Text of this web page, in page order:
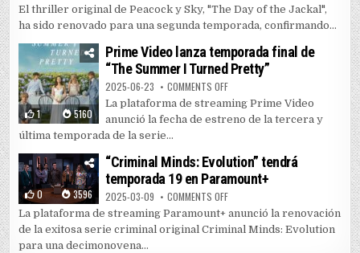
El thriller original de Peacock y Sky, "The Day of the Jackal",
ha sido renovado para una segunda temporada, confirmando...
1 5160
Prime Video lanza temporada final de
“The Summer I Turned Pretty”
2025-06-23 COMMENTS OFFON PRIME VIDEO LANZA
La plataforma de streaming Prime Video
anunció la fecha de estreno de la tercera y
última temporada de la serie...
0 3596
“Criminal Minds: Evolution” tendrá
temporada 19 en Paramount+
2025-03-09 COMMENTS OFFON “CRIMINAL MINDS:
La plataforma de streaming Paramount+ anunció la renovación
de la exitosa serie criminal original Criminal Minds: Evolution
para una decimonovena...